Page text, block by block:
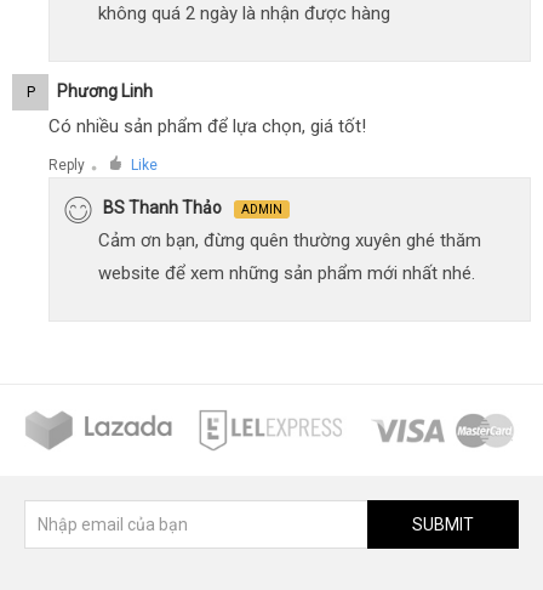
không quá 2 ngày là nhận được hàng
P Phương Linh
Có nhiều sản phẩm để lựa chọn, giá tốt!
Reply ● Like
BS Thanh Thảo ADMIN
Cảm ơn bạn, đừng quên thường xuyên ghé thăm
website để xem những sản phẩm mới nhất nhé.
SUBMIT